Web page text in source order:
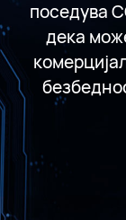
поседува
дека